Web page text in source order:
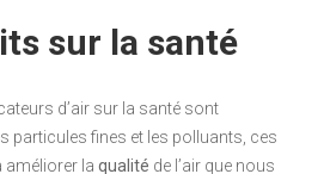
sur la santé
d’air sur la santé sont
particules fines et les polluants, ces
améliorer la qualité de l’air que nous